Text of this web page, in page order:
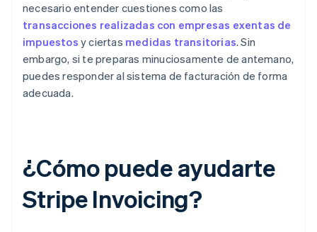
necesario entender cuestiones como las
transacciones realizadas con empresas exentas de
impuestos y ciertas medidas transitorias. Sin
embargo, si te preparas minuciosamente de antemano,
puedes responder al sistema de facturación de forma
adecuada.
¿Cómo puede ayudarte
Stripe Invoicing?